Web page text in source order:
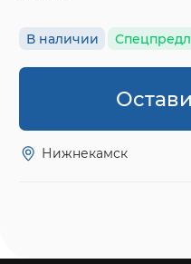
В наличии
Нижнекамск